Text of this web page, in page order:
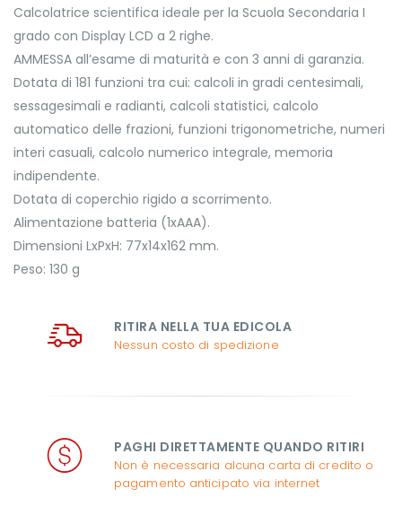
Calcolatrice scientifica ideale per la Scuola Secondaria I
grado con Display LCD a 2 righe.
AMMESSA all’esame di maturità e con 3 anni di garanzia.
Dotata di 181 funzioni tra cui: calcoli in gradi centesimali,
sessagesimali e radianti, calcoli statistici, calcolo
automatico delle frazioni, funzioni trigonometriche, numeri
interi casuali, calcolo numerico integrale, memoria
indipendente.
Dotata di coperchio rigido a scorrimento.
Alimentazione batteria (1xAAA).
Dimensioni LxPxH: 77x14x162 mm.
Peso: 130 g
RITIRA NELLA TUA EDICOLA
Nessun costo di spedizione
PAGHI DIRETTAMENTE QUANDO RITIRI
Non è necessaria alcuna carta di credito o
pagamento anticipato via internet